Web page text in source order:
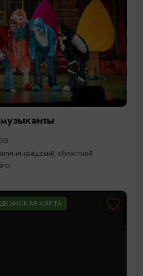
областной
КАРТА